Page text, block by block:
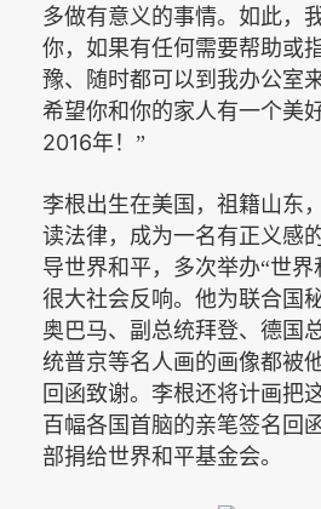
多做有意义的事情。如此，
你，如果有任何需要帮助或
豫、随时都可以到我办公室
希望你和你的家人有一个美
2016年！”
李根出生在美国，祖籍山东
读法律，成为一名有正义感
导世界和平，多次举办“世界
很大社会反响。他为联合国
奥巴马、副总统拜登、德国
统普京等名人画的画像都被
回函致谢。李根还将计画把
百幅各国首脑的亲笔签名回
部捐给世界和平基金会。